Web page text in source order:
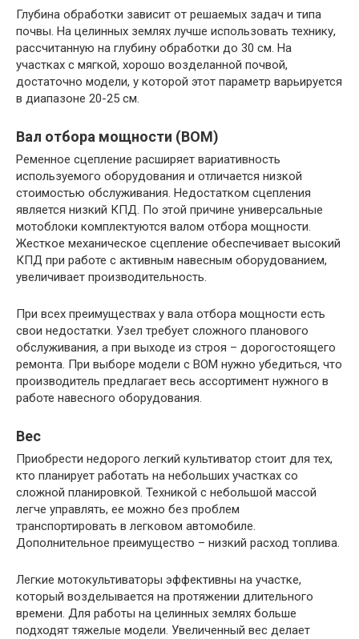
Глубина обработки зависит от решаемых задач и типа
почвы. На целинных землях лучше использовать технику,
рассчитанную на глубину обработки до 30 см. На
участках с мягкой, хорошо возделанной почвой,
достаточно модели, у которой этот параметр варьируется
в диапазоне 20-25 см.
Вал отбора мощности (ВОМ)
Ременное сцепление расширяет вариативность
используемого оборудования и отличается низкой
стоимостью обслуживания. Недостатком сцепления
является низкий КПД. По этой причине универсальные
мотоблоки комплектуются валом отбора мощности.
Жесткое механическое сцепление обеспечивает высокий
КПД при работе с активным навесным оборудованием,
увеличивает производительность.
При всех преимуществах у вала отбора мощности есть
свои недостатки. Узел требует сложного планового
обслуживания, а при выходе из строя – дорогостоящего
ремонта. При выборе модели с ВОМ нужно убедиться, что
производитель предлагает весь ассортимент нужного в
работе навесного оборудования.
Вес
Приобрести недорого легкий культиватор стоит для тех,
кто планирует работать на небольших участках со
сложной планировкой. Техникой с небольшой массой
легче управлять, ее можно без проблем
транспортировать в легковом автомобиле.
Дополнительное преимущество – низкий расход топлива.
Легкие мотокультиваторы эффективны на участке,
который возделывается на протяжении длительного
времени. Для работы на целинных землях больше
подходят тяжелые модели. Увеличенный вес делает